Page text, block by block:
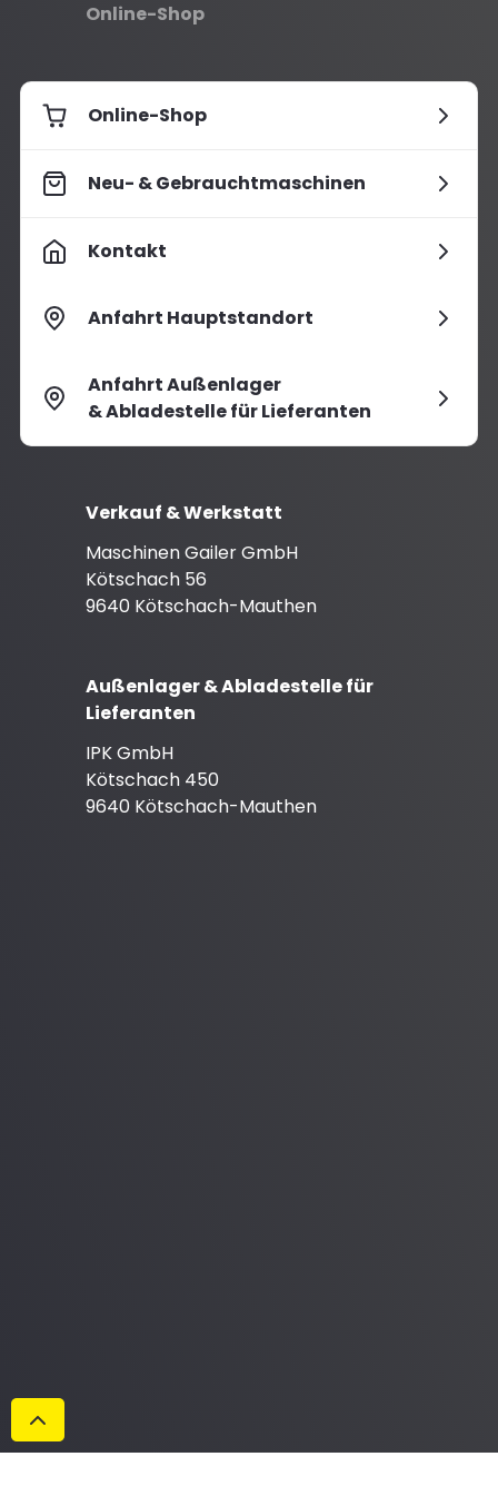
Online-Shop
Online-Shop
Neu- & Gebrauchtmaschinen
Kontakt
Anfahrt Hauptstandort
Anfahrt Außenlager
& Abladestelle für Lieferanten
Verkauf & Werkstatt
Maschinen Gailer GmbH
Kötschach 56
9640 Kötschach-Mauthen
Außenlager & Abladestelle für
Lieferanten
IPK GmbH
Kötschach 450
9640 Kötschach-Mauthen